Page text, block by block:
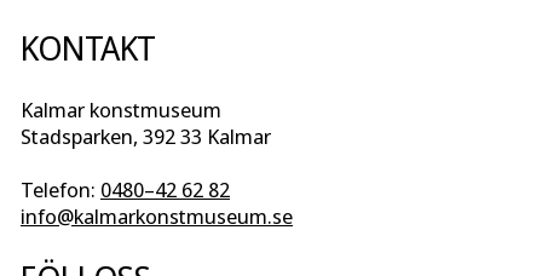
KONTAKT
Kalmar konstmuseum
Stadsparken, 392 33 Kalmar
Telefon: 0480–42 62 82
info@kalmarkonstmuseum.se